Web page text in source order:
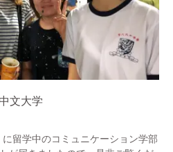
文大学
留学中のコミュニケーション学部